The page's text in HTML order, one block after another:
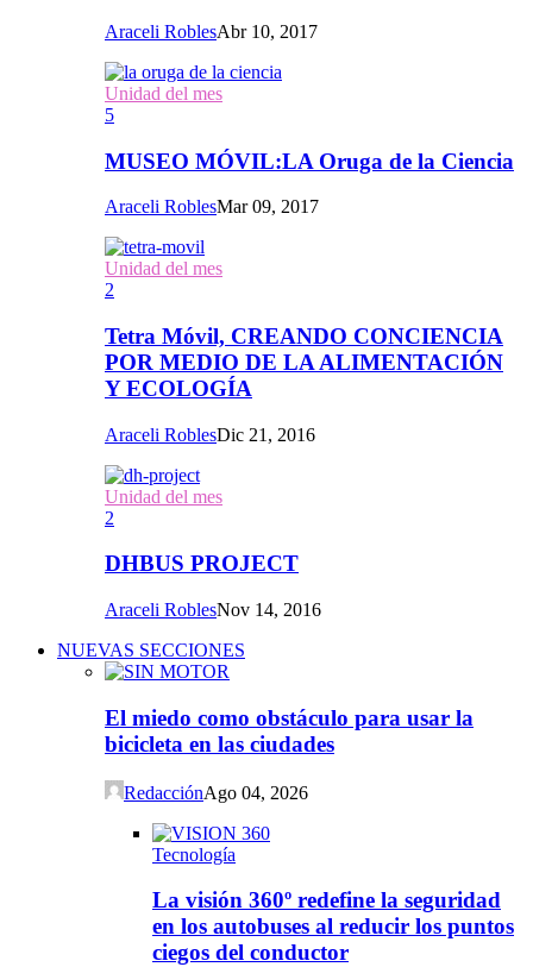
Araceli RoblesAbr 10, 2017
Unidad del mes
5
MUSEO MÓVIL:LA Oruga de la Ciencia
Araceli RoblesMar 09, 2017
Unidad del mes
2
Tetra Móvil, CREANDO CONCIENCIA
POR MEDIO DE LA ALIMENTACIÓN
Y ECOLOGÍA
Araceli RoblesDic 21, 2016
Unidad del mes
2
DHBUS PROJECT
Araceli RoblesNov 14, 2016
NUEVAS SECCIONES
El miedo como obstáculo para usar la
bicicleta en las ciudades
RedacciónAgo 04, 2026
Tecnología
La visión 360º redefine la seguridad
en los autobuses al reducir los puntos
ciegos del conductor